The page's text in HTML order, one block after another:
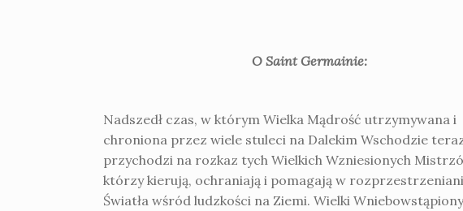
O Saint Germainie:
Nadszedł czas, w którym Wielka Mądrość utrzymywana i
chroniona przez wiele stuleci na Dalekim Wschodzie
przychodzi na rozkaz tych Wielkich Wzniesionych
którzy kierują, ochraniają i pomagają w
Światła wśród ludzkości na Ziemi. Wielki